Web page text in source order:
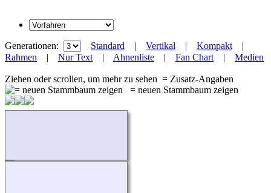
Generationen: Standard | Vertikal | Kompakt |
Rahmen | Nur Text | Ahnenliste | Fan Chart | Medien
Ziehen oder scrollen, um mehr zu sehen = Zusatz-Angaben
= neuen Stammbaum zeigen